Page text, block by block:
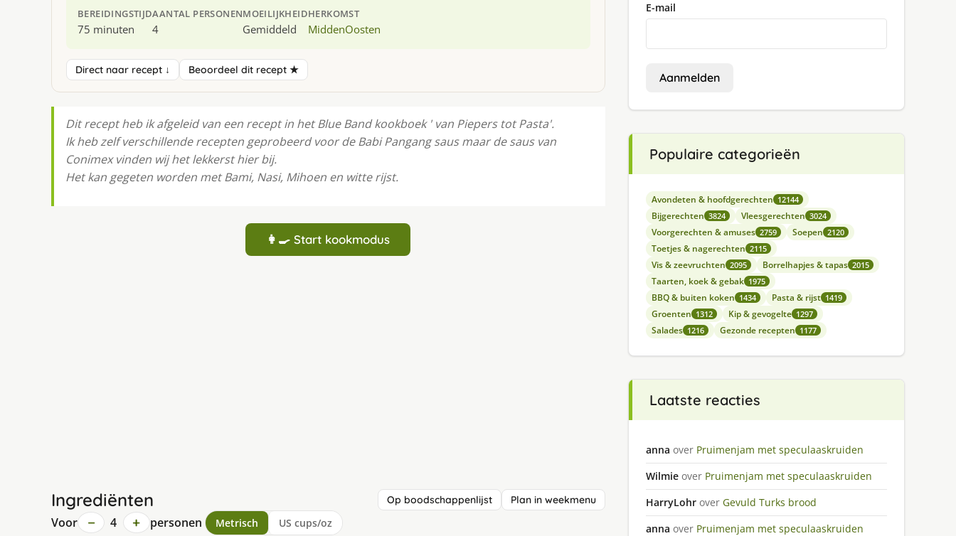
BEREIDINGSTIJD
75 minuten
AANTAL PERSONEN
4
MOEILIJKHEID
Gemiddeld
HERKOMST
MiddenOosten
Direct naar recept ↓ Beoordeel dit recept ★
Dit recept heb ik afgeleid van een recept in het Blue Band kookboek ' van Piepers tot Pasta'.
Ik heb zelf verschillende recepten geprobeerd voor de Babi Pangang saus maar de saus van
Conimex vinden wij het lekkerst hier bij.
Het kan gegeten worden met Bami, Nasi, Mihoen en witte rijst.
👩‍🍳 Start kookmodus
Ingrediënten Op boodschappenlijst Plan in weekmenu
Voor − 4 + personen Metrisch US cups/oz
E-mail
Aanmelden
Populaire categorieën
Avondeten & hoofdgerechten 12144
Bijgerechten 3824 Vleesgerechten 3024
Voorgerechten & amuses 2759 Soepen 2120
Toetjes & nagerechten 2115
Vis & zeevruchten 2095 Borrelhapjes & tapas 2015
Taarten, koek & gebak 1975
BBQ & buiten koken 1434 Pasta & rijst 1419
Groenten 1312 Kip & gevogelte 1297
Salades 1216 Gezonde recepten 1177
Laatste reacties
anna over Pruimenjam met speculaaskruiden
Wilmie over Pruimenjam met speculaaskruiden
HarryLohr over Gevuld Turks brood
anna over Pruimenjam met speculaaskruiden